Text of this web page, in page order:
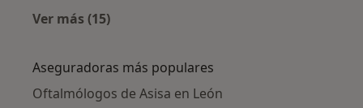
Ver más (15)
Aseguradoras más populares
Oftalmólogos de Asisa en León